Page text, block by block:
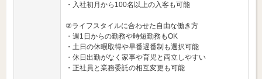
・入社初月から100名以上の入客も可能
②ライフスタイルに合わせた自由な働き方
・週1日からの勤務や時短勤務もOK
・土日の休暇取得や早番遅番制も選択可能
・休日出勤がなく家事や育児と両立しやすい
・正社員と業務委託の相互変更も可能